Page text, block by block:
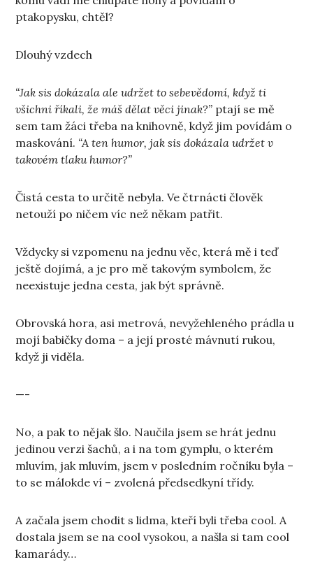
ptakopysku, chtěl?
Dlouhý vzdech
“Jak sis dokázala ale udržet to sebevědomí, když ti
všichni říkali, že máš dělat věci jinak?” ptají se mě
sem tam žáci třeba na knihovně, když jim povídám o
maskování. “A ten humor, jak sis dokázala udržet v
takovém tlaku humor?”
Čistá cesta to určitě nebyla. Ve čtrnácti člověk
netouží po ničem víc než někam patřit.
Vždycky si vzpomenu na jednu věc, která mě i teď
ještě dojímá, a je pro mě takovým symbolem, že
neexistuje jedna cesta, jak být správně.
Obrovská hora, asi metrová, nevyžehleného prádla u
mojí babičky doma – a její prosté mávnutí rukou,
když ji viděla.
—-
No, a pak to nějak šlo. Naučila jsem se hrát jednu
jedinou verzi šachů, a i na tom gymplu, o kterém
mluvím, jak mluvím, jsem v posledním ročníku byla –
to se málokde ví – zvolená předsedkyní třídy.
A začala jsem chodit s lidma, kteří byli třeba cool. A
dostala jsem se na cool vysokou, a našla si tam cool
kamarády…